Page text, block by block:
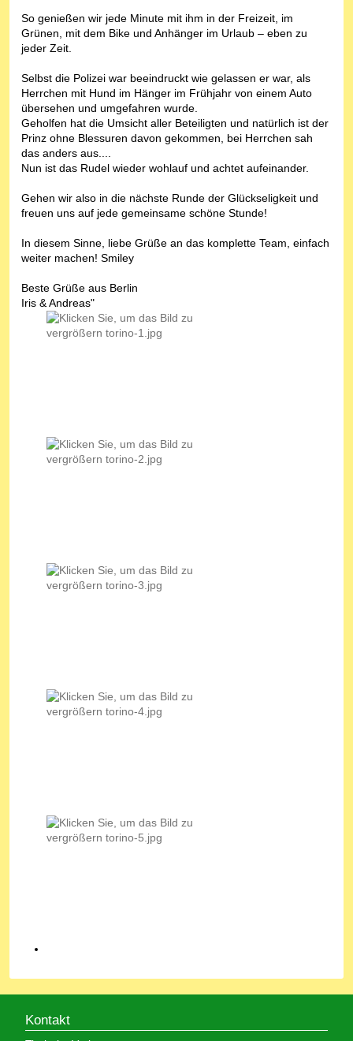
So genießen wir jede Minute mit ihm in der Freizeit, im
Grünen, mit dem Bike und Anhänger im Urlaub – eben zu
jeder Zeit.
Selbst die Polizei war beeindruckt wie gelassen er war, als
Herrchen mit Hund im Hänger im Frühjahr von einem Auto
übersehen und umgefahren wurde.
Geholfen hat die Umsicht aller Beteiligten und natürlich ist der
Prinz ohne Blessuren davon gekommen, bei Herrchen sah
das anders aus....
Nun ist das Rudel wieder wohlauf und achtet aufeinander.
Gehen wir also in die nächste Runde der Glückseligkeit und
freuen uns auf jede gemeinsame schöne Stunde!
In diesem Sinne, liebe Grüße an das komplette Team, einfach
weiter machen! Smiley
Beste Grüße aus Berlin
Iris & Andreas"
Kontakt